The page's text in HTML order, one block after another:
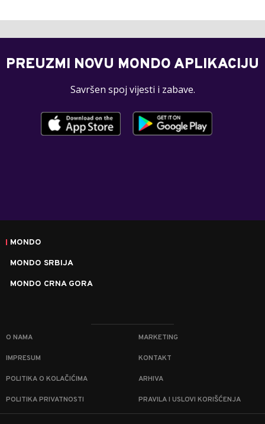
PREUZMI NOVU MONDO APLIKACIJU
Savršen spoj vijesti i zabave.
MONDO
MONDO SRBIJA
MONDO CRNA GORA
O NAMA MARKETING
IMPRESUM KONTAKT
POLITIKA O KOLAČIĆIMA ARHIVA
POLITIKA PRIVATNOSTI PRAVILA I USLOVI KORIŠĆENJA